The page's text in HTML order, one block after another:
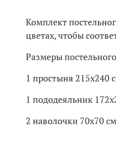
Комплект
цветах, чтобы
Размеры
1 простыня 215х240
1 пододеяльник
2 наволочки 70х70